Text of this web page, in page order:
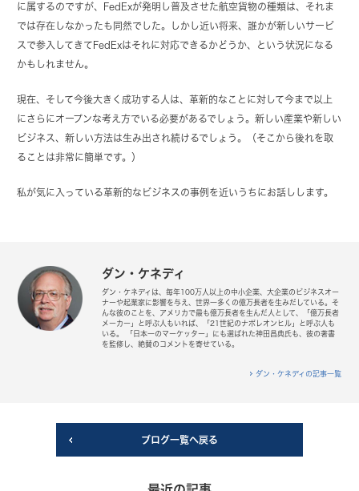
に属するのですが、FedExが発明し普及させた航空貨物の種類は、それま
では存在しなかったも同然でした。しかし近い将来、誰かが新しいサービ
スで参入してきてFedExはそれに対応できるかどうか、という状況になる
かもしれません。
現在、そして今後大きく成功する人は、革新的なことに対して今まで以上
にさらにオープンな考え方でいる必要があるでしょう。新しい産業や新しい
ビジネス、新しい方法は生み出され続けるでしょう。（そこから後れを取
ることは非常に簡単です。）
私が気に入っている革新的なビジネスの事例を近いうちにお話しします。
ダン・ケネディ
ダン・ケネディは、毎年100万人以上の中小企業、大企業のビジネスオー
ナーや起業家に影響を与え、世界一多くの億万長者を生みだしている。そ
んな彼のことを、アメリカで最も億万長者を生んだ人として、「億万長者
メーカー」と呼ぶ人もいれば、「21世紀のナポレオンヒル」と呼ぶ人も
いる。 「日本一のマーケッター」にも選ばれた神田昌典氏も、彼の著書
を監修し、絶賛のコメントを寄せている。
ダン・ケネディの記事一覧
ブログ一覧へ戻る